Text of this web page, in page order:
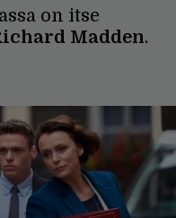
on itse
Madden.